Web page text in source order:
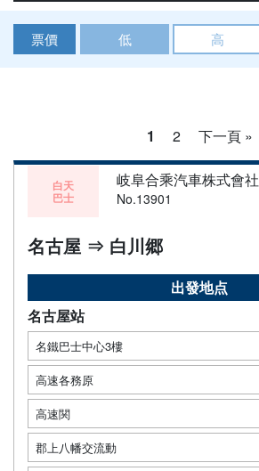
票價 低 高
1
2 下一頁 »
白天
巴士
岐阜合乘汽車株式會社
No.13901
名古屋 ⇒ 白川郷
出發地点
名古屋站
名鐵巴士中心3樓
高速各務原
高速関
郡上八幡交流動